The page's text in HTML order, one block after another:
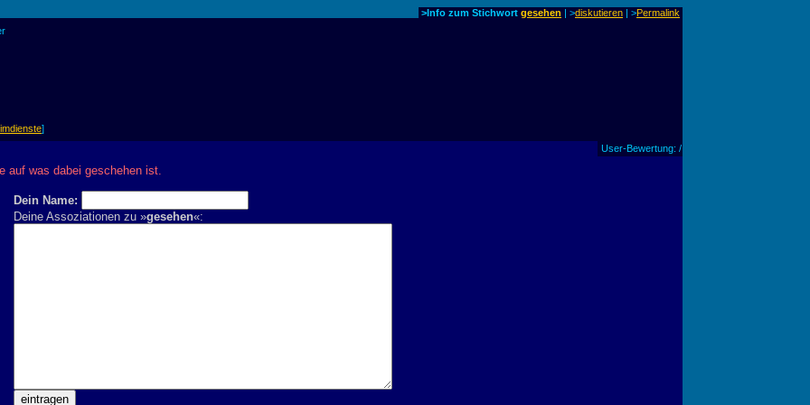
>Info zum Stichwort gesehen | >diskutieren | >Permalink
]
User-Bewertung: /
auf was dabei geschehen ist.
Dein Name:
Deine Assoziationen zu »gesehen«: